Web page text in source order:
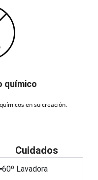
químico
en su creación.
Cuidados
60º Lavadora